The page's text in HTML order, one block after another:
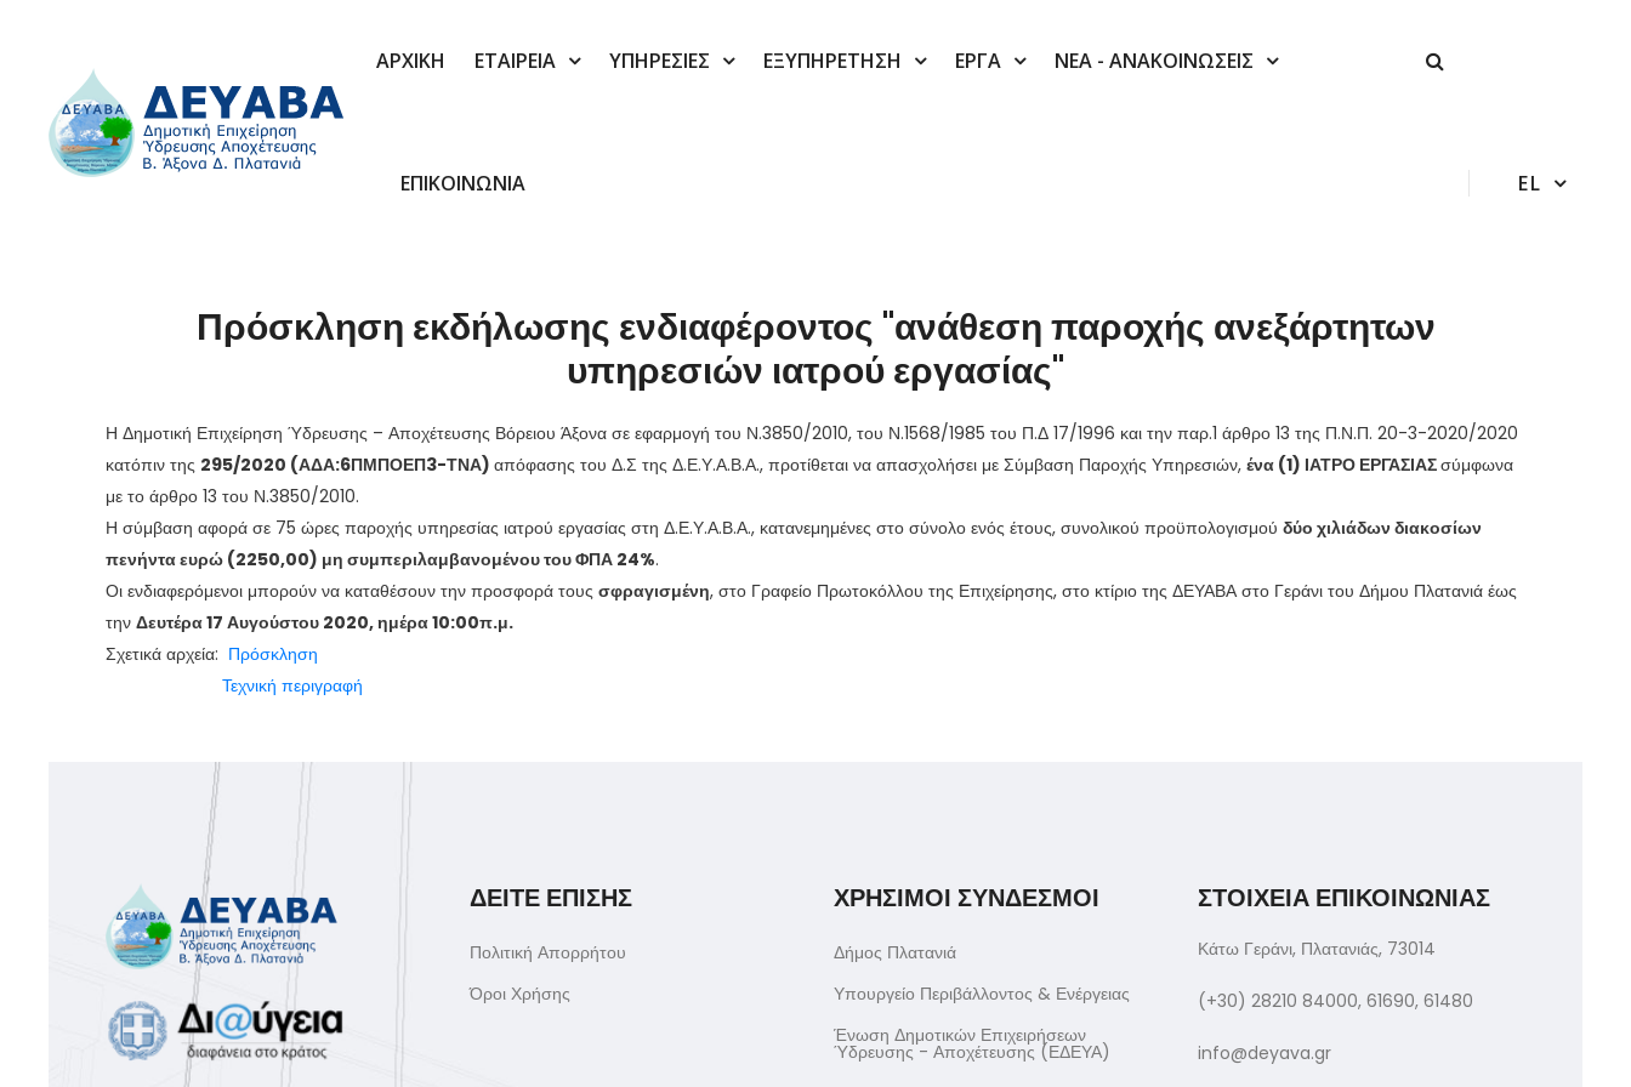
ΑΡΧΙΚΗ ΕΤΑΙΡΕΙΑ ΥΠΗΡΕΣΙΕΣ ΕΞΥΠΗΡΕΤΗΣΗ ΕΡΓΑ ΝΕΑ - ΑΝΑΚΟΙΝΩΣΕΙΣ
ΕΠΙΚΟΙΝΩΝΙΑ EL
Πρόσκληση εκδήλωσης ενδιαφέροντος "ανάθεση παροχής ανεξάρτητων
υπηρεσιών ιατρού εργασίας"
Η Δημοτική Επιχείρηση Ύδρευσης – Αποχέτευσης Βόρειου Άξονα σε εφαρμογή του Ν.3850/2010, του Ν.1568/1985 του Π.Δ 17/1996 και την παρ.1 άρθρο 13 της Π.Ν.Π. 20-3-2020/2020
κατόπιν της 295/2020 (ΑΔΑ:6ΠΜΠΟΕΠ3-ΤΝΑ) απόφασης του Δ.Σ της Δ.Ε.Υ.Α.Β.Α., προτίθεται να απασχολήσει με Σύμβαση Παροχής Υπηρεσιών, ένα (1) ΙΑΤΡΟ ΕΡΓΑΣΙΑΣσύμφωνα
με το άρθρο 13 του Ν.3850/2010.
Η σύμβαση αφορά σε 75 ώρες παροχής υπηρεσίας ιατρού εργασίας στη Δ.Ε.Υ.Α.Β.Α., κατανεμημένες στο σύνολο ενός έτους, συνολικού προϋπολογισμού δύο χιλιάδων διακοσίων
πενήντα ευρώ (2250,00) μη συμπεριλαμβανομένου του ΦΠΑ 24%.
Οι ενδιαφερόμενοι μπορούν να καταθέσουν την προσφορά τους σφραγισμένη, στο Γραφείο Πρωτοκόλλου της Επιχείρησης, στο κτίριο της ΔΕΥΑΒΑ στο Γεράνι του Δήμου Πλατανιά έως
την Δευτέρα 17 Αυγούστου 2020, ημέρα 10:00π.μ.
Σχετικά αρχεία: Πρόσκληση
Τεχνική περιγραφή
ΔΕΙΤΕ ΕΠΙΣΗΣ
Πολιτική Απορρήτου
Όροι Χρήσης
ΧΡΗΣΙΜΟΙ ΣΥΝΔΕΣΜΟΙ
Δήμος Πλατανιά
Υπουργείο Περιβάλλοντος & Ενέργειας
Ένωση Δημοτικών Επιχειρήσεων
Ύδρευσης - Αποχέτευσης (ΕΔΕΥΑ)
ΣΤΟΙΧΕΙΑ ΕΠΙΚΟΙΝΩΝΙΑΣ
Κάτω Γεράνι, Πλατανιάς, 73014
(+30) 28210 84000, 61690, 61480
info@deyava.gr